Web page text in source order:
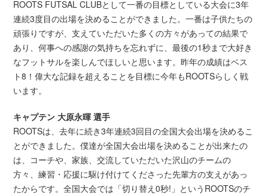
ROOTS FUTSAL CLUBとして一番の目標としている大会に3年
連続3度目の出場を決めることができました。一番は子供たちの
頑張りですが、支えていただいた多くの方々があっての結果で
あり、何事への感謝の気持ちを忘れずに、最後の1秒まで大好き
なフットサルを楽しんでほしいと思います。昨年の成績はベス
ト8！偉大な記録を超えることを目標に今年もROOTSらしく戦
います。
キャプテン 大原永暉 選手
ROOTSは、去年に続き3年連続3回目の全国大会出場を決めるこ
とができました。僕達が全国大会出場を決めることが出来たの
は、コーチや、家族、交流していただいた沢山のチームの
方々、練習・応援に駆け付けてくださった先輩方の支えがあっ
たからです。全国大会では「切り替え0秒!」というROOTSのチ